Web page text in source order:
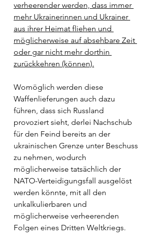
verheerender werden, dass immer
mehr Ukrainerinnen und Ukrainer
aus ihrer Heimat fliehen und
möglicherweise auf absehbare Zeit
oder gar nicht mehr dorthin
zurückkehren (können).
Womöglich werden diese
Waffenlieferungen auch dazu
führen, dass sich Russland
provoziert sieht, derlei Nachschub
für den Feind bereits an der
ukrainischen Grenze unter Beschuss
zu nehmen, wodurch
möglicherweise tatsächlich der
NATO-Verteidigungsfall ausgelöst
werden könnte, mit all den
unkalkulierbaren und
möglicherweise verheerenden
Folgen eines Dritten Weltkriegs.